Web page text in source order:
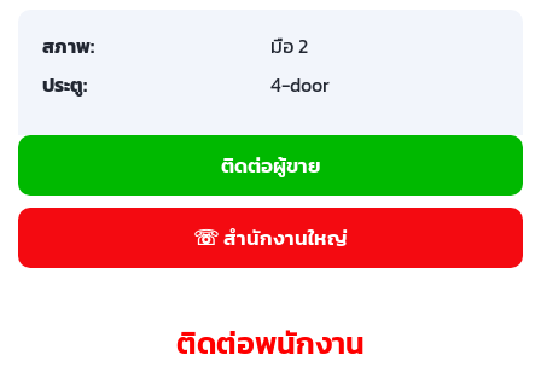
สภาพ:
มือ 2
ประตู:
4-door
ติดต่อผู้ขาย
☏ สำนักงานใหญ่
ติดต่อพนักงาน